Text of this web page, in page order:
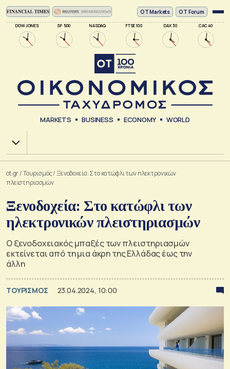
DOW JONES SP 500 NASDAQ FTSE 100 DAX 30 CAC 40
ΟΤ Markets OT Forum
MARKETS BUSINESS ECONOMY WORLD
Χ.Α.
ot.gr/Τουρισμός/ Ξενοδοχεία: Στο κατώφλι των ηλεκτρονικών
πλειστηριασμών
Ξενοδοχεία: Στο κατώφλι των
ηλεκτρονικών πλειστηριασμών
Ο ξενοδοχειακός μπαξές των πλειστηριασμών
εκτείνεται από τη μια άκρη της Ελλάδας έως την
άλλη
ΤΟΥΡΙΣΜΟΣ 23.04.2024, 10:00